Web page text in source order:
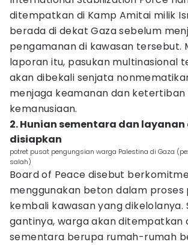
ditempatkan di Kamp Amitai milik
berada di dekat Gaza sebelum
pengamanan di kawasan tersebut.
laporan itu, pasukan multinasional
akan dibekali senjata
menjaga keamanan dan ketertiban
kemanusiaan.
2. Hunian sementara dan
disiapkan
potret pusat pengungsian warga Palestina di Gaza
salah)
Board of Peace disebut
menggunakan beton dalam proses
kembali kawasan yang dikelolanya.
gantinya, warga akan ditempatkan
sementara berupa rumah-rumah